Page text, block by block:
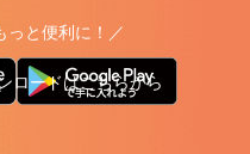
っと便利に！／
ロードはこちらから